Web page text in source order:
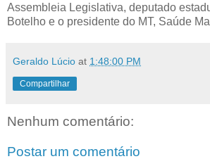
Assembleia Legislativa, deputado
Botelho e o presidente do MT, Saúde
Geraldo Lúcio at 1:48:00 PM
Compartilhar
Nenhum comentário:
Postar um comentário